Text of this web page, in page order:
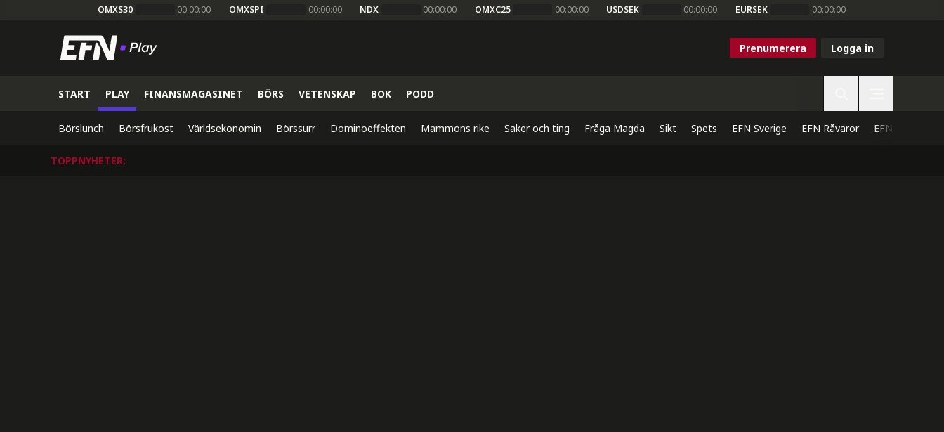
OMXS30 00:00:00 OMXSPI 00:00:00 NDX 00:00:00 OMXC25 00:00:00 USDSEK 00:00:00 EURSEK 00:00:00
Prenumerera Logga in
START PLAY FINANSMAGASINET BÖRS VETENSKAP BOK PODD
Börslunch Börsfrukost Världsekonomin Börssurr Dominoeffekten Mammons rike Saker och ting Fråga Magda Sikt Spets EFN Sverige EFN Råvaror EFN Direkt
TOPPNYHETER: